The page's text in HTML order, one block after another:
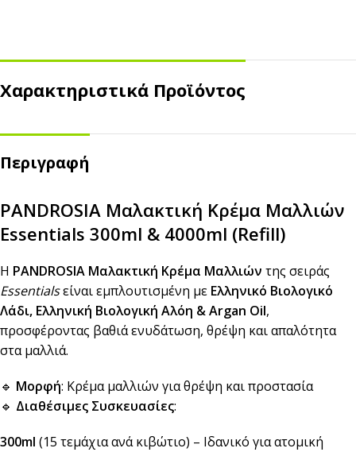
Χαρακτηριστικά Προϊόντος
Περιγραφή
PANDROSIA Μαλακτική Κρέμα Μαλλιών
Essentials 300ml & 4000ml (Refill)
Η PANDROSIA Μαλακτική Κρέμα Μαλλιών της σειράς
Essentialsείναι εμπλουτισμένη με Ελληνικό Βιολογικό
Λάδι, Ελληνική Βιολογική Αλόη & Argan Oil,
προσφέροντας βαθιά ενυδάτωση, θρέψη και απαλότητα
στα μαλλιά.
🔹 Μορφή: Κρέμα μαλλιών για θρέψη και προστασία
🔹 Διαθέσιμες Συσκευασίες:
300ml (15 τεμάχια ανά κιβώτιο) – Ιδανικό για ατομική